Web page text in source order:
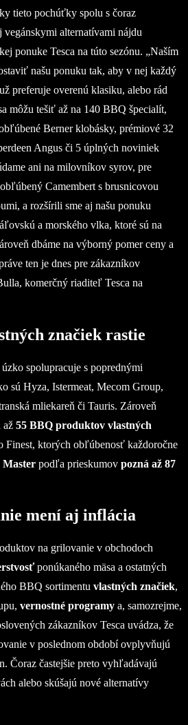
tieto pochúťky spolu s čoraz
alternatívami nájdu
ponuke Tesca na túto sezónu. „Naším
našu ponuku tak, aby v nej každý
preferuje overenú klasiku, alebo rád
môžu tešiť až na 140 BBQ špecialít,
Berner klobásky, prémiové 32
Angus či 5 úplných noviniek
ani na milovníkov syrov, pre
Camembert s brusnicovou
a rozšírili sme aj našu ponuku
a morského vlka, ktoré sú na
dbáme na výborný pomer ceny a
ten je dnes pre zákazníkov
komerčný riaditeľ Tesca na
značiek rastie
spolupracuje s poprednými
sú Hyza, Istermeat, Mecom Group,
mliekareň či Tauris. Zároveň
až 55 BBQ produktov vlastných
Finest, ktorých obľúbenosť každoročne
Master podľa prieskumov pozná až 87
mení aj inflácia
na grilovanie v obchodoch
ponúkaného mäsa a ostatných
BBQ sortimentu vlastných značiek,
vernostné programy a, samozrejme,
zákazníkov Tesca uvádza, že
v poslednom období ovplyvňujú
Čoraz častejšie preto vyhľadávajú
alebo skúšajú nové alternatívy